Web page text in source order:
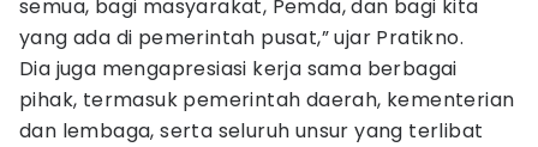
semua, bagi masyarakat, Pemda, dan bagi kita
yang ada di pemerintah pusat,” ujar Pratikno.
Dia juga mengapresiasi kerja sama berbagai
pihak, termasuk pemerintah daerah, kementerian
dan lembaga, serta seluruh unsur yang terlibat